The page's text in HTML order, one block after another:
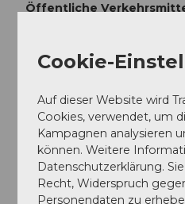
Öffentliche
siehe
www.sbb.ch
Weitere Infos / Links
Seetal Tourismus
Niederlenzerstrasse 25
5600 Lenzburg
+41 (0)41 920 45 29
Cookie-
Auf dieser Website wird
Cookies, verwendet, um
Kampagnen analysieren
können. Weitere
Datenschutzerklärung.
Recht, Widerspruch
Personendaten zu